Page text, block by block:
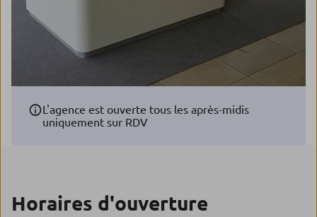
L'agence est ouverte tous les après-midis
uniquement sur RDV
Horaires d'ouverture